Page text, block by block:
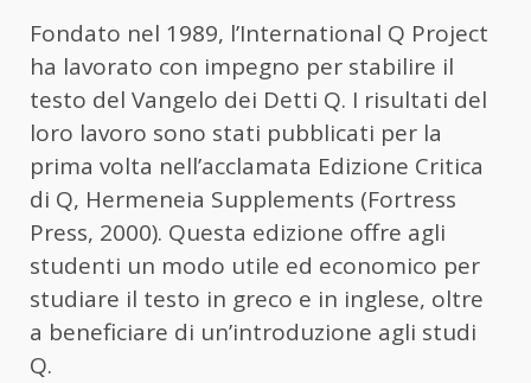
Fondato nel 1989, l’International Q Project
ha lavorato con impegno per stabilire il
testo del Vangelo dei Detti Q. I risultati del
loro lavoro sono stati pubblicati per la
prima volta nell’acclamata Edizione Critica
di Q, Hermeneia Supplements (Fortress
Press, 2000). Questa edizione offre agli
studenti un modo utile ed economico per
studiare il testo in greco e in inglese, oltre
a beneficiare di un’introduzione agli studi
Q.